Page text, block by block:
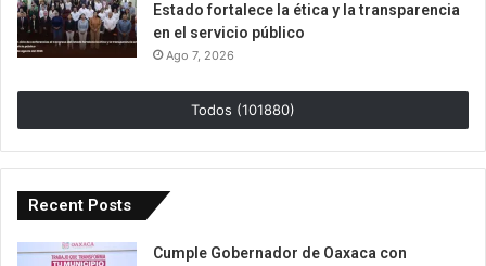
Estado fortalece la ética y la transparencia
en el servicio público
Ago 7, 2026
Todos (101880)
Recent Posts
Cumple Gobernador de Oaxaca con